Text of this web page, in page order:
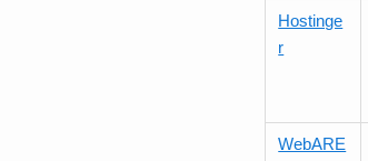
Hostinge
r
WebARE